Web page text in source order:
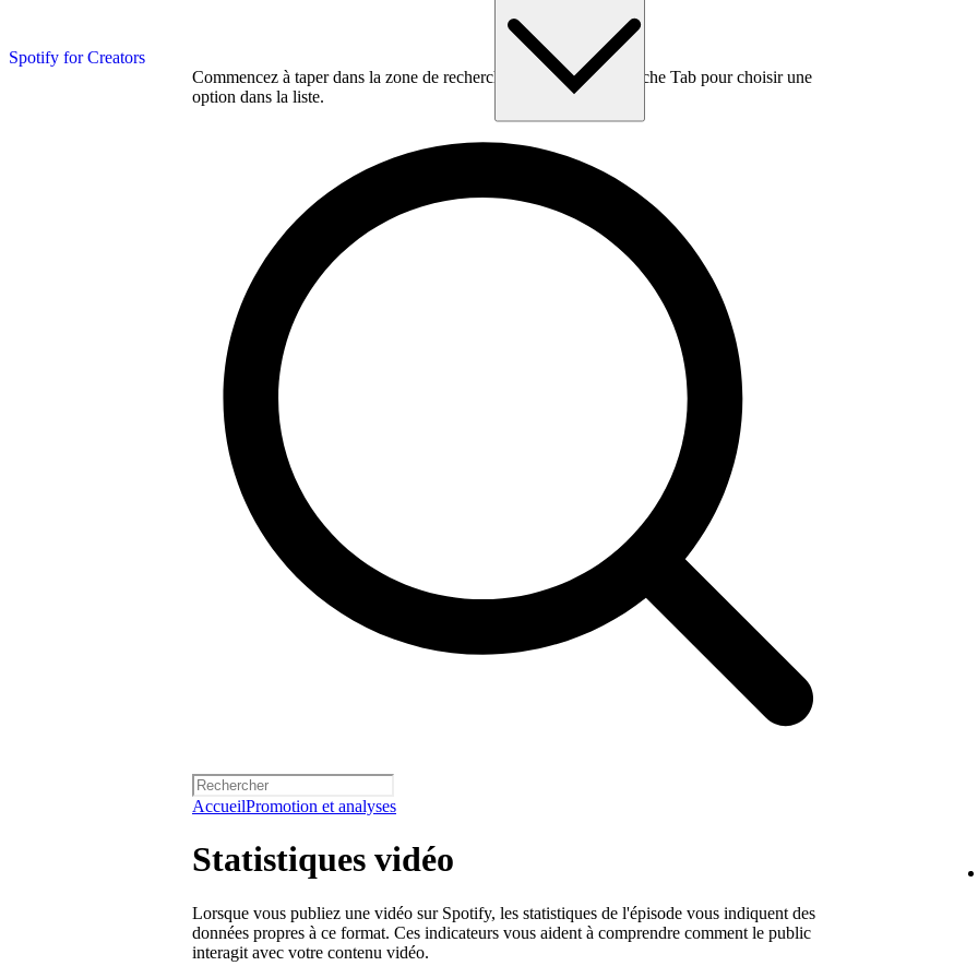
Spotify for Creators
Commencez à taper dans la zone de recherche, puis utilisez la touche Tab pour choisir une
option dans la liste.
AccueilPromotion et analyses
Statistiques vidéo
Lorsque vous publiez une vidéo sur Spotify, les statistiques de l'épisode vous indiquent des
données propres à ce format. Ces indicateurs vous aident à comprendre comment le public
interagit avec votre contenu vidéo.